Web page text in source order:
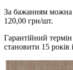
За бажанням можна
120,00 грн/шт.
Гарантійний
становити 15 років